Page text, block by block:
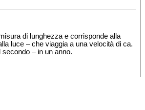
di lunghezza e corrisponde alla
luce – che viaggia a una velocità di ca.
– in un anno.